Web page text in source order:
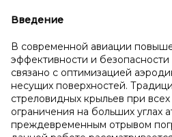
Введение
В современной авиации
эффективности и
связано с оптимизацией
несущих поверхностей.
стреловидных крыльев при
ограничения на больших углах
преждевременным отрывом